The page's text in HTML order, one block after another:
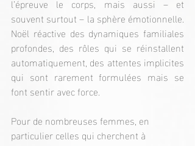
souvent surtout – la sphère émotionnelle.
Noël réactive des dynamiques familiales
profondes, des rôles qui se réinstallent
automatiquement, des attentes implicites
qui sont rarement formulées mais se
font sentir avec force.
Pour de nombreuses femmes, en
particulier celles qui cherchent à